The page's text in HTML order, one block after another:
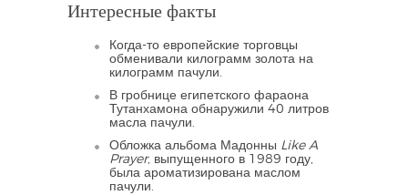
Интересные факты
Когда-то европейские торговцы
обменивали килограмм золота на
килограмм пачули.
В гробнице египетского фараона
Тутанхамона обнаружили 40 литров
масла пачули.
Обложка альбома Мадонны Like A
Prayer, выпущенного в 1989 году,
была ароматизирована маслом
пачули.